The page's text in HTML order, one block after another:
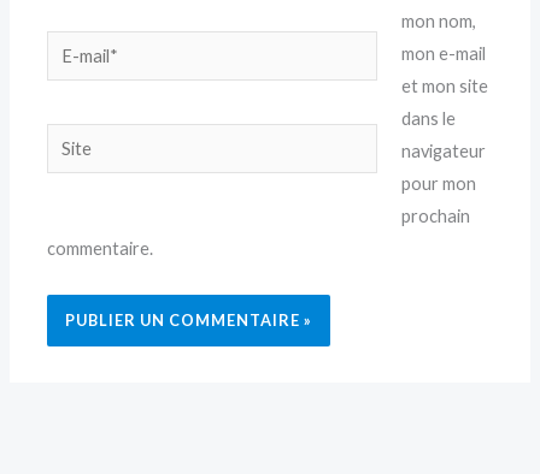
E-
mail*
Site
mon nom,
mon e-mail
et mon site
dans le
navigateur
pour mon
prochain
commentaire.